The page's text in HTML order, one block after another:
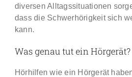
diversen Alltagssituationen
dass die Schwerhörigkeit sich
kann.
Was genau tut ein Hörgerät?
Hörhilfen wie ein Hörgerät